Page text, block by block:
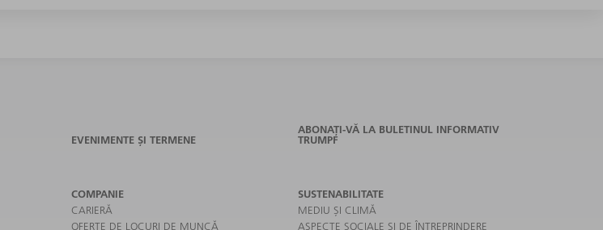
EVENIMENTE ȘI TERMENE
ABONAȚI-VĂ LA BULETINUL INFORMATIV
TRUMPF
COMPANIE
CARIERĂ
OFERTE DE LOCURI DE MUNCĂ
SUSTENABILITATE
MEDIU ȘI CLIMĂ
ASPECTE SOCIALE ȘI DE ÎNTREPRINDERE